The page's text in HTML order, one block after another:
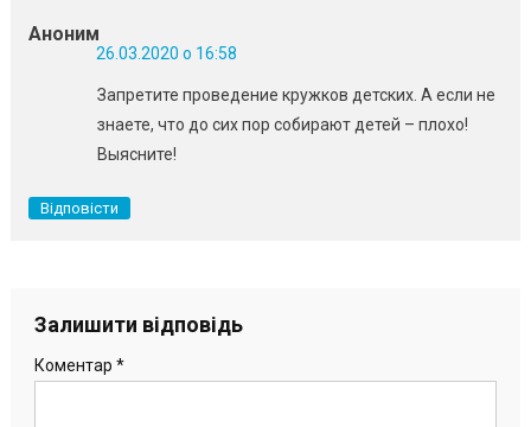
Аноним
26.03.2020 о 16:58
Запретите проведение кружков детских. А если не
знаете, что до сих пор собирают детей – плохо!
Выясните!
Відповісти
Залишити відповідь
Коментар *